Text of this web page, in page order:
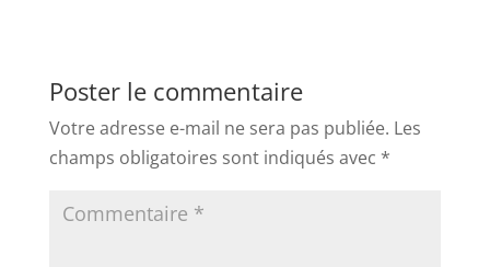
Poster le commentaire
Votre adresse e-mail ne sera pas publiée. Les
champs obligatoires sont indiqués avec *